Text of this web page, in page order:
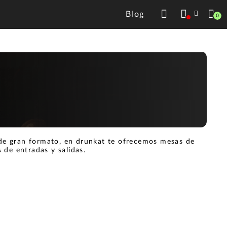
Blog 0
gran formato, en drunkat te ofrecemos mesas de
entradas y salidas.